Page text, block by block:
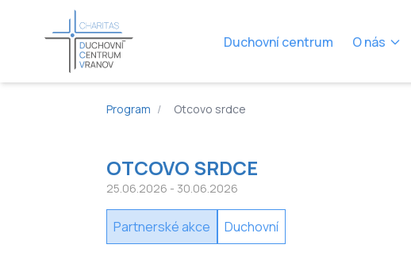
Duchovní centrum O nás
Program / Otcovo srdce
OTCOVO SRDCE
25.06.2026 - 30.06.2026
Partnerské akce Duchovní